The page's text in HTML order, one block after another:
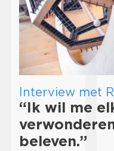
Interview met
“Ik wil me
beleven.”